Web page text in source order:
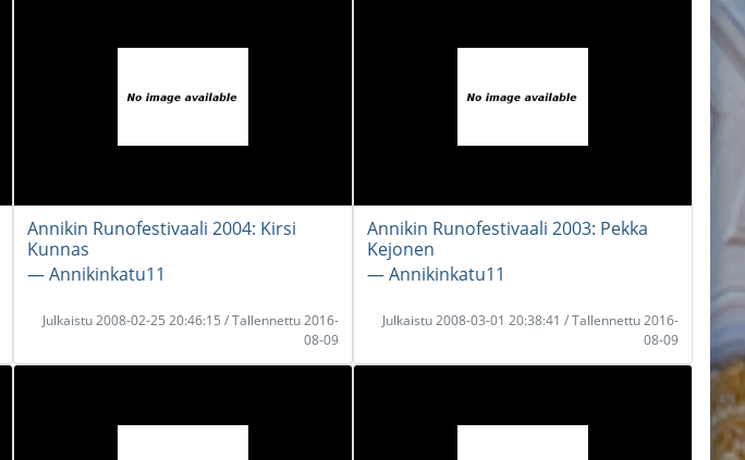
Annikin Runofestivaali 2004: Kirsi
Kunnas
― Annikinkatu11
Julkaistu 2008-02-25 20:46:15 / Tallennettu 2016-
08-09
Annikin Runofestivaali 2003: Pekka
Kejonen
― Annikinkatu11
Julkaistu 2008-03-01 20:38:41 / Tallennettu 2016-
08-09